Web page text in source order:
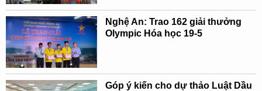
Nghệ An: Trao 162 giải thưởng
Olympic Hóa học 19-5
Góp ý kiến cho dự thảo Luật Dầu